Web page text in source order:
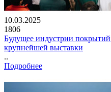
10.03.2025
1806
Будущее индустрии
крупнейшей выставки
..
Подробнее